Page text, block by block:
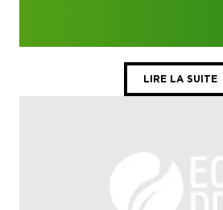
LIRE LA SUITE